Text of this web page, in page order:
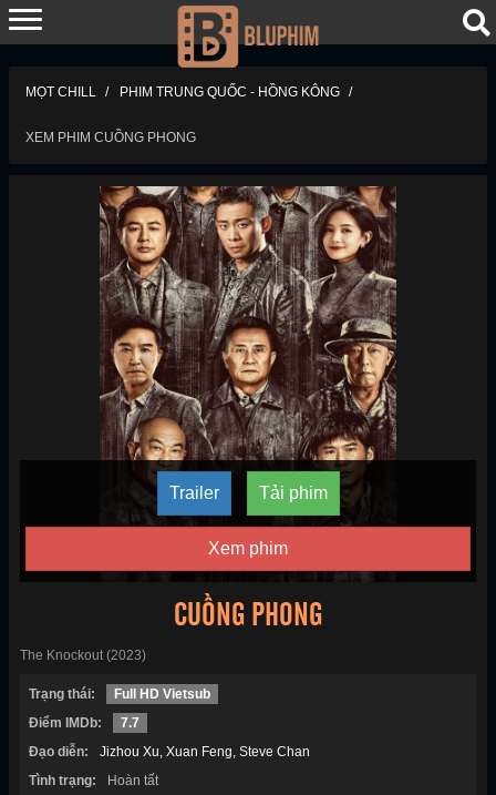
MỌT CHILL PHIM TRUNG QUỐC - HỒNG KÔNG
XEM PHIM CUỒNG PHONG
Trailer Tải phim
Xem phim
CUỒNG PHONG
The Knockout (2023)
Trạng thái:
Full HD Vietsub
Điểm IMDb:
7.7
Đạo diễn:
Jizhou Xu Xuan Feng Steve Chan
Tình trạng:
Hoàn tất